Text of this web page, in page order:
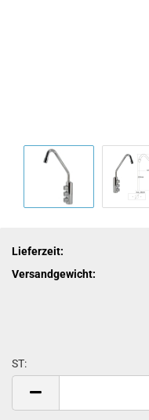
Lieferzeit:
Versandgewicht:
ST: